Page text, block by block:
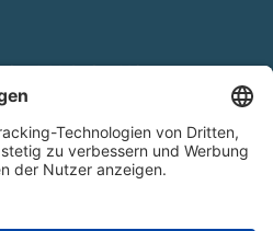
& Co KG